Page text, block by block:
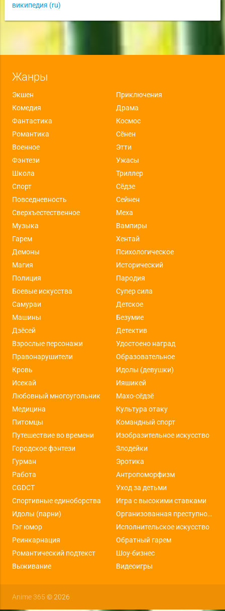
википедия (ru)
Жанры
Экшен
Приключения
Комедия
Драма
Фантастика
Космос
Романтика
Сёнен
Военное
Этти
Фэнтези
Ужасы
Школа
Триллер
Спорт
Сёдзе
Повседневность
Сейнен
Сверхъестественное
Меха
Музыка
Вампиры
Гарем
Хентай
Демоны
Психологическое
Магия
Исторический
Полиция
Пародия
Боевые искусства
Супер сила
Самураи
Детское
Машины
Безумие
Дзёсей
Детектив
Взрослые персонажи
Удостоено наград
Правонарушители
Образовательное
Кровь
Идолы (девушки)
Исекай
Ияшикей
Любовный многоугольник
Махо-сёдзё
Медицина
Культура отаку
Питомцы
Командный спорт
Путешествие во времени
Изобразительное искусство
Городское фэнтези
Злодейки
Гурман
Эротика
Работа
Антропоморфизм
CGDCT
Уход за детьми
Спортивные единоборства
Игра с высокими ставками
Идолы (парни)
Организованная преступность
Гэг юмор
Исполнительское искусство
Реинкарнация
Обратный гарем
Романтический подтекст
Шоу-бизнес
Выживание
Видеоигры
Anime 365 © 2026